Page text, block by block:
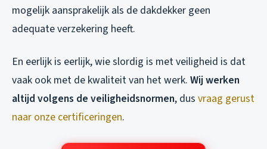
mogelijk aansprakelijk als de dakdekker geen
adequate verzekering heeft.
En eerlijk is eerlijk, wie slordig is met veiligheid is dat
vaak ook met de kwaliteit van het werk. Wij werken
altijd volgens de veiligheidsnormen, dus vraag gerust
naar onze certificeringen.